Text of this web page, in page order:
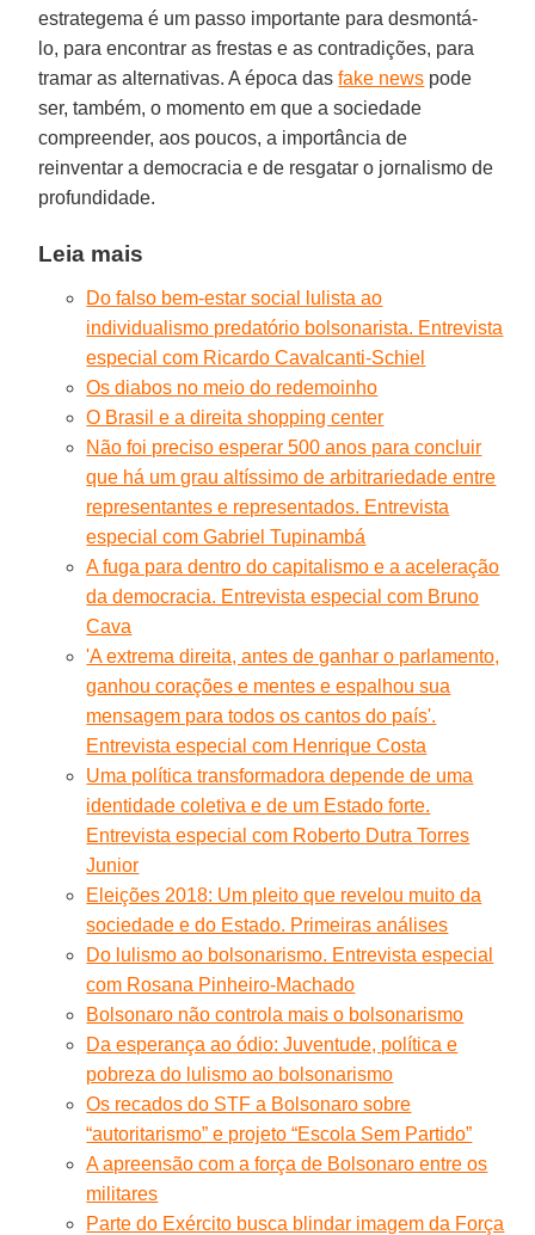
estrategema é um passo importante para desmontá-
lo, para encontrar as frestas e as contradições, para
tramar as alternativas. A época dasfake news pode
ser, também, o momento em que a sociedade
compreender, aos poucos, a importância de
reinventar a democracia e de resgatar o jornalismo de
profundidade.
Leia mais
Do falso bem-estar social lulista ao
individualismo predatório bolsonarista. Entrevista
especial com Ricardo Cavalcanti-Schiel
Os diabos no meio do redemoinho
O Brasil e a direita shopping center
Não foi preciso esperar 500 anos para concluir
que há um grau altíssimo de arbitrariedade entre
representantes e representados. Entrevista
especial com Gabriel Tupinambá
A fuga para dentro do capitalismo e a aceleração
da democracia. Entrevista especial com Bruno
Cava
'A extrema direita, antes de ganhar o parlamento,
ganhou corações e mentes e espalhou sua
mensagem para todos os cantos do país'.
Entrevista especial com Henrique Costa
Uma política transformadora depende de uma
identidade coletiva e de um Estado forte.
Entrevista especial com Roberto Dutra Torres
Junior
Eleições 2018: Um pleito que revelou muito da
sociedade e do Estado. Primeiras análises
Do lulismo ao bolsonarismo. Entrevista especial
com Rosana Pinheiro-Machado
Bolsonaro não controla mais o bolsonarismo
Da esperança ao ódio: Juventude, política e
pobreza do lulismo ao bolsonarismo
Os recados do STF a Bolsonaro sobre
“autoritarismo” e projeto “Escola Sem Partido”
A apreensão com a força de Bolsonaro entre os
militares
Parte do Exército busca blindar imagem da Força